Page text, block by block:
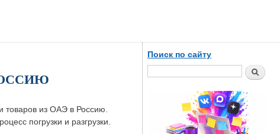
товаров из ОАЭ в Россию.
погрузки и разгрузки.
Поиск по сайту
Поиск